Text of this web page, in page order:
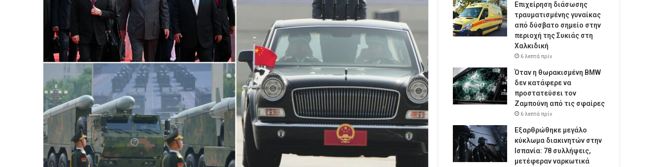
Επιχείρηση διάσωσης
τραυματισμένης γυναίκας
από δύσβατο σημείο στην
περιοχή της Συκιάς στη
Χαλκιδική
6 λεπτά πρίν
Όταν η θωρακισμένη BMW
δεν κατάφερε να
προστατεύσει τον
Ζαμπούνη από τις σφαίρες
6 λεπτά πρίν
Εξαρθρώθηκε μεγάλο
κύκλωμα διακινητών στην
Ισπανία: 78 συλλήψεις,
μετέφεραν ναρκωτικά